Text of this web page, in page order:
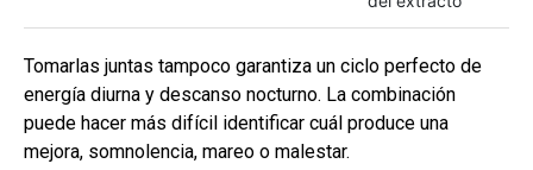
Tomarlas juntas tampoco garantiza un ciclo perfecto de
energía diurna y descanso nocturno. La combinación
puede hacer más difícil identificar cuál produce una
mejora, somnolencia, mareo o malestar.